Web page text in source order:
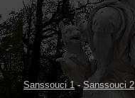
Sanssouci 1- Sanssouci 2